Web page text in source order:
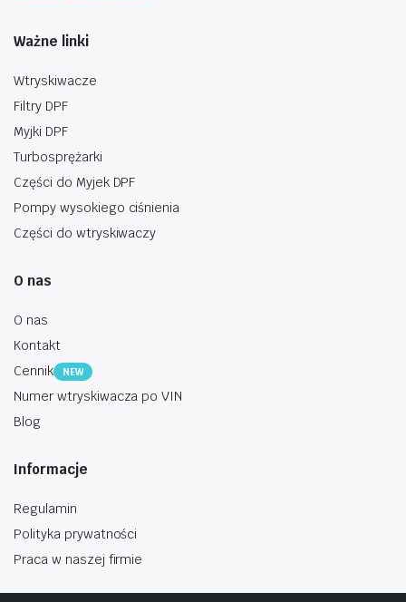
Ważne linki
Wtryskiwacze
Filtry DPF
Myjki DPF
Turbosprężarki
Części do Myjek DPF
Pompy wysokiego ciśnienia
Części do wtryskiwaczy
O nas
O nas
Kontakt
Cennik
NEW
Numer wtryskiwacza po VIN
Blog
Informacje
Regulamin
Polityka prywatności
Praca w naszej firmie